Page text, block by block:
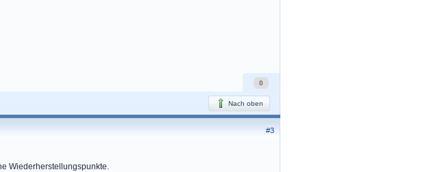
0
Nach oben
#3
Wiederherstellungspunkte.